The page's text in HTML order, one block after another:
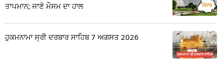
ਤਾਪਮਾਨ; ਜਾਣੋ ਮੌਸਮ ਦਾ ਹਾਲ
ਹੁਕਮਨਾਮਾ ਸ੍ਰੀ ਦਰਬਾਰ ਸਾਹਿਬ 7 ਅਗਸਤ 2026